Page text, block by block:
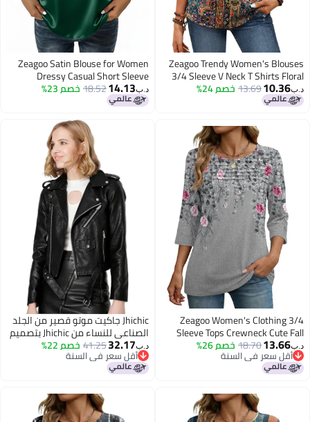
Zeagoo Trendy Women's Blouses
3/4 Sleeve V Neck T Shirts Floral
Print Dressy Casual Tunic Tops
Spring Clothes XL
د.ب‏10.36
13.69خصم 24%
Zeagoo Satin Blouse for Women
Dressy Casual Short Sleeve
Summer Tops Crewneck Silk Shirts
Work Tee Business Clothes Green
د.ب‏14.13
18.52خصم 23%
Zeagoo Women's Clothing 3/4
Sleeve Tops Crewneck Cute Fall
Outfit Floral Pleated Dress Shirts
Spring Work Blouse Long Tunic
د.ب‏13.66
18.70خصم 26%
أقل سعر في السنة
أقل سعر في السنة
Jhichic جاكيت موتو قصير من الجلد
الصناعي للنساء من Jhichic بتصميم
منقوش بسحاب وخصر ضيق مع
جيوب
د.ب‏32.17
41.25خصم 22%
أقل سعر في السنة
أقل سعر في السنة